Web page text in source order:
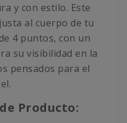
y con estilo. Este
al cuerpo de tu
4 puntos, con un
su visibilidad en la
pensados para el
Producto: